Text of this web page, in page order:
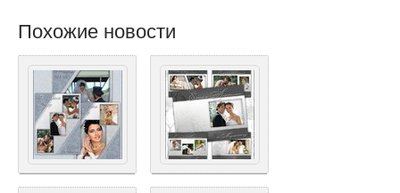
Похожие новости